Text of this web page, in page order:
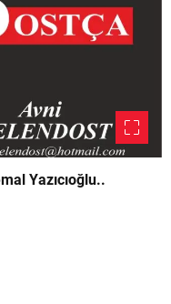
Kemal Yazıcıoğlu..